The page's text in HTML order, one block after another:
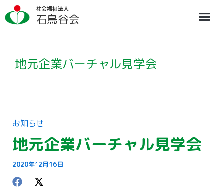
容
を
社会福祉法人
石鳥谷会
地元企業バーチャル見学会
お知らせ
地元企業バーチャル見学会
2020年12月16日
ア
ー
カ